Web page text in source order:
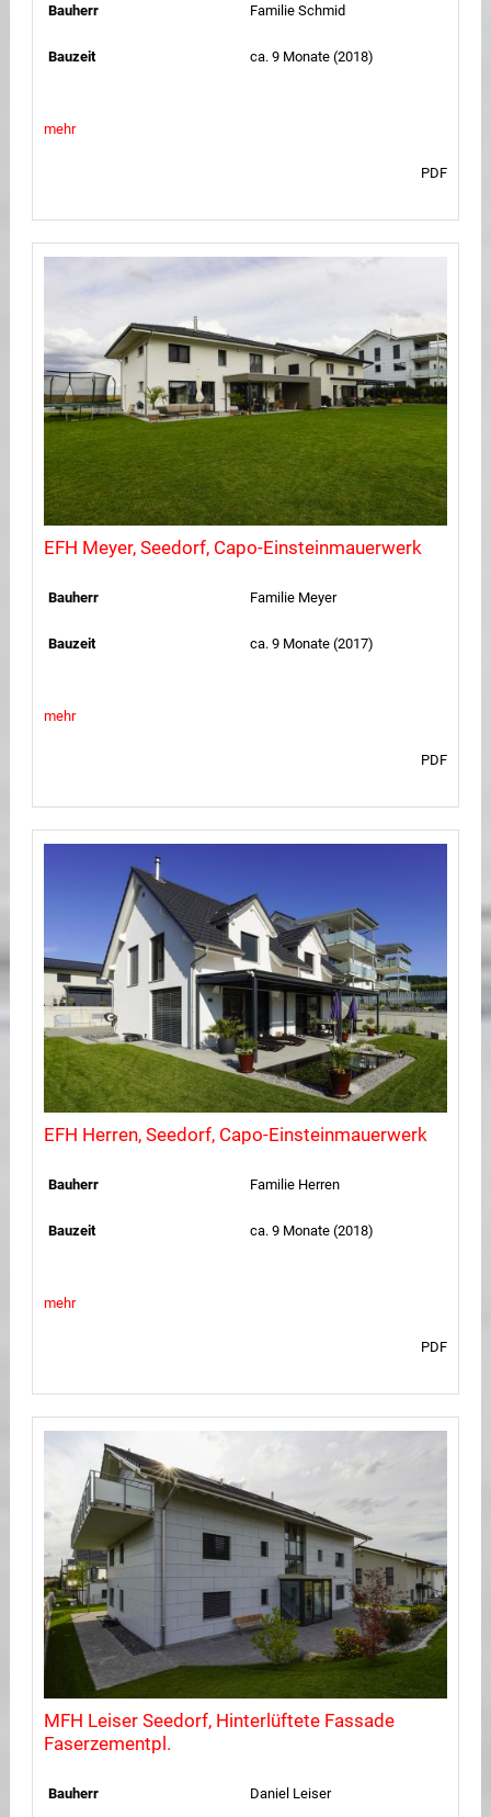
Bauherr Familie Schmid
Bauzeit ca. 9 Monate (2018)
mehr
PDF
EFH Meyer, Seedorf, Capo-Einsteinmauerwerk
Bauherr Familie Meyer
Bauzeit ca. 9 Monate (2017)
mehr
PDF
EFH Herren, Seedorf, Capo-Einsteinmauerwerk
Bauherr Familie Herren
Bauzeit ca. 9 Monate (2018)
mehr
PDF
MFH Leiser Seedorf, Hinterlüftete Fassade
Faserzementpl.
Bauherr Daniel Leiser